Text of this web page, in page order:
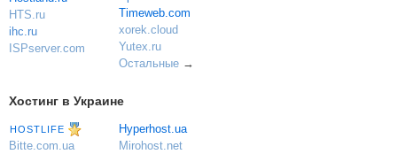
HTS.ru
ihc.ru
ISPserver.com
Timeweb.com
xorek.cloud
Yutex.ru
Остальные→
Хостинг в Украине
HOSTLIFE
Bitte.com.ua
Hyperhost.ua
Mirohost.net